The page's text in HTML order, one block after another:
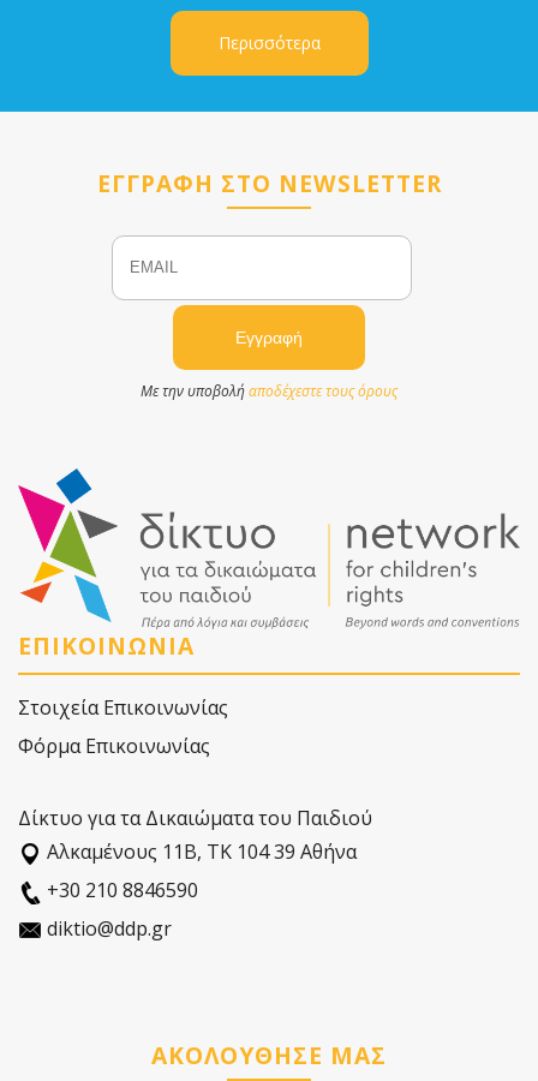
Περισσότερα
ΕΓΓΡΑΦΗ ΣΤΟ NEWSLETTER
Email
Με την υποβολήαποδέχεστε τους όρους
ΕΠΙΚΟΙΝΩΝΙΑ
Στοιχεία Επικοινωνίας
Φόρμα Επικοινωνίας
Δίκτυο για τα Δικαιώματα του Παιδιού
Αλκαµένους 11Β, ΤΚ 104 39 Αθήνα
+30 210 8846590
diktio@ddp.gr
ΑΚΟΛΟΥΘΗΣΕ ΜΑΣ